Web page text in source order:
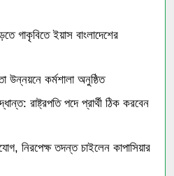
গাকৃবিতে ইয়াস বাংলাদেশের
উন্নয়নে কর্মশালা অনুষ্ঠিত
রাষ্ট্রপতি পদে প্রার্থী ঠিক করবেন
নিরপেক্ষ তদন্ত চাইলেন কাপাসিয়ার